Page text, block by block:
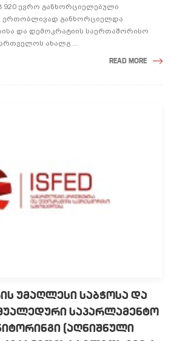
920 ევრო განხორციელებული
ერთობლივად განხორციელდა
და დემოკრატიის საერთაშორისო
ახალგ ...
READ MORE
ᲣᲛᲐᲦᲚᲔᲡᲘ ᲡᲐᲑᲭᲝᲡᲐ ᲓᲐ
ᲡᲐᲞᲐᲠᲚᲐᲛᲔᲜᲢᲝ
(ᲐᲦᲜᲘᲨᲜᲣᲚᲘ